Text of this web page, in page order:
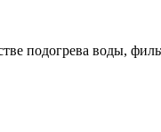
подогрева воды,